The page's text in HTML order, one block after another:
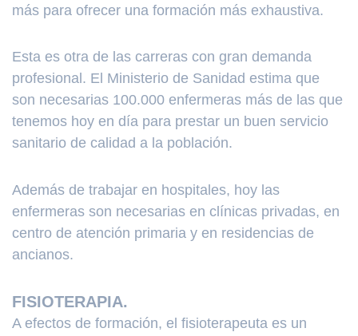
más para ofrecer una formación más exhaustiva.
Esta es otra de las carreras con gran demanda
profesional. El Ministerio de Sanidad estima que
son necesarias 100.000 enfermeras más de las que
tenemos hoy en día para prestar un buen servicio
sanitario de calidad a la población.
Además de trabajar en hospitales, hoy las
enfermeras son necesarias en clínicas privadas, en
centro de atención primaria y en residencias de
ancianos.
FISIOTERAPIA.
A efectos de formación, el fisioterapeuta es un